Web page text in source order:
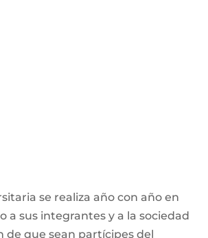
MÁS NOTICIAS